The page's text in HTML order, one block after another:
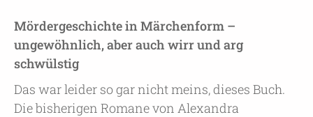
Mördergeschichte in Märchenform –
ungewöhnlich, aber auch wirr und arg
schwülstig
Das war leider so gar nicht meins, dieses Buch.
Die bisherigen Romane von Alexandra